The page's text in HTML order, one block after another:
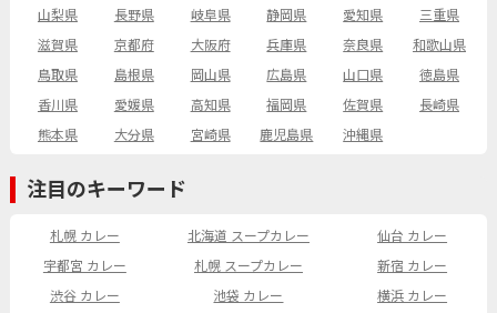
山梨県
長野県 岐阜県 静岡県 愛知県
三重県
滋賀県
京都府 大阪府 兵庫県 奈良県
和歌山県
鳥取県
島根県 岡山県 広島県 山口県
徳島県
香川県
愛媛県 高知県 福岡県 佐賀県
長崎県
熊本県
大分県 宮崎県 鹿児島県 沖縄県
注目のキーワード
札幌 カレー 北海道 スープカレー
仙台 カレー
宇都宮 カレー
札幌 スープカレー
新宿 カレー
渋谷 カレー
池袋 カレー
横浜 カレー